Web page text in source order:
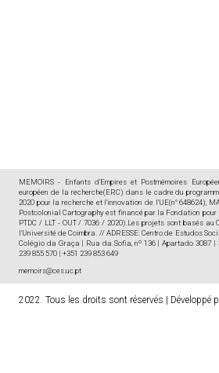
MEMOIRS - Enfants d'Empires et Postmémoires
européen de la recherche(ERC) dans le cadre du
2020 pour la recherche et l'innovation de l'UE(n° 648624);
Postcolonial Cartography est financé par la Fondation pour
PTDC / LLT - OUT / 7036 / 2020).Les projets sont basés au
l'Université de Coimbra. // ADRESSE: Centro de Estudos
Colégio da Graça | Rua da Sofia, nº 136 | Apartado 3087 |
239 855 570 | +351 239 853 649
memoirs@ces.uc.pt
2022. Tous les droits sont réservés Développé